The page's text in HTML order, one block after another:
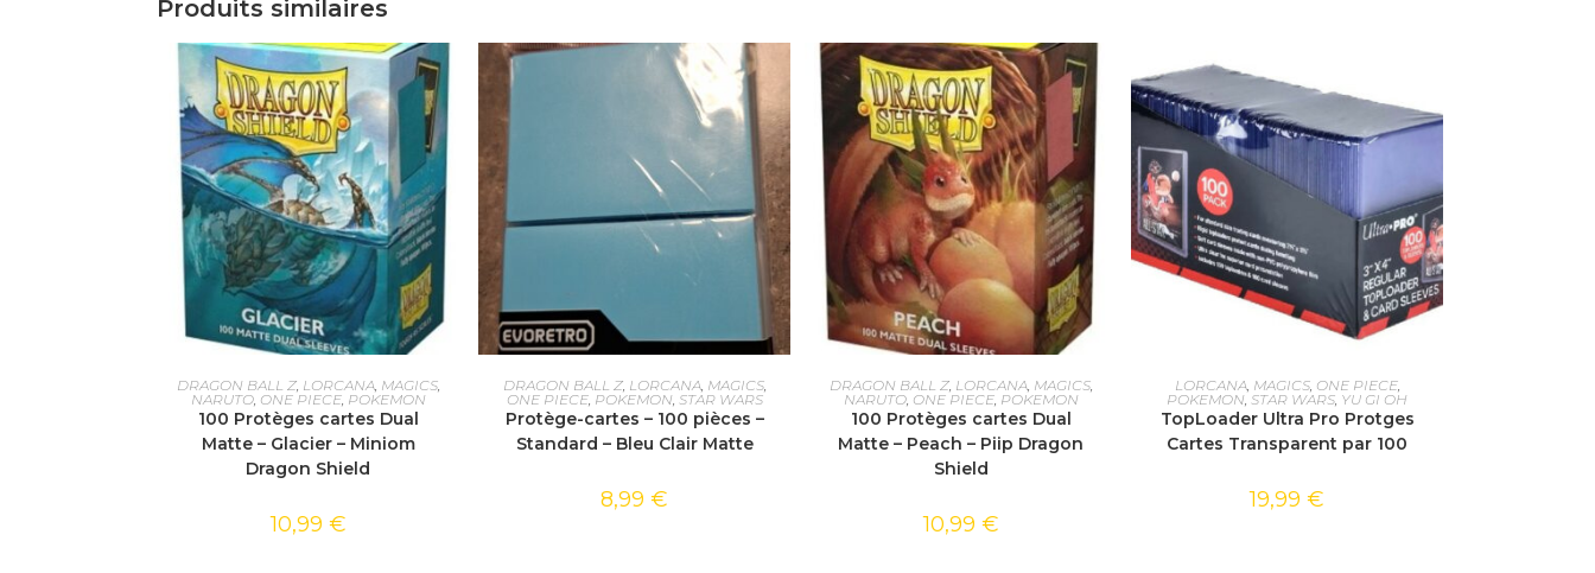
Produits similaires
AJOUTER AU PANIER
DRAGON BALL Z, LORCANA, MAGICS,
NARUTO, ONE PIECE, POKEMON
100 Protèges cartes Dual
Matte – Glacier – Miniom
Dragon Shield
10,99 €
AJOUTER AU PANIER
DRAGON BALL Z, LORCANA, MAGICS,
ONE PIECE, POKEMON, STAR WARS
Protège-cartes – 100 pièces –
Standard – Bleu Clair Matte
8,99 €
AJOUTER AU PANIER
DRAGON BALL Z, LORCANA, MAGICS,
NARUTO, ONE PIECE, POKEMON
100 Protèges cartes Dual
Matte – Peach – Piip Dragon
Shield
10,99 €
AJOUTER AU PANIER
LORCANA, MAGICS, ONE PIECE,
POKEMON,STAR WARS YU GI OH
TopLoader Ultra Pro Protges
Cartes Transparent par 100
19,99 €